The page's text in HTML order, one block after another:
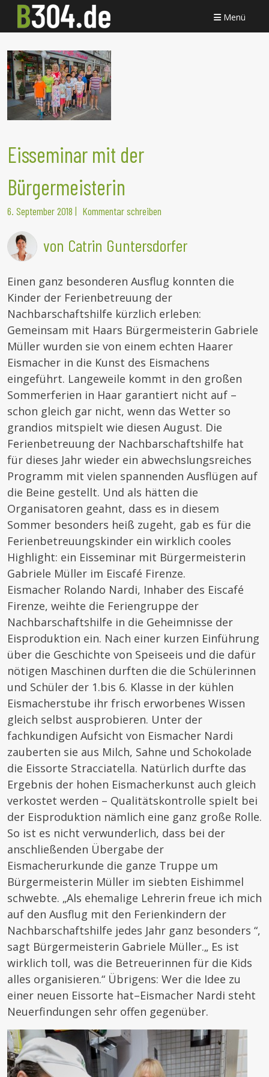
Menü
Eisseminar mit der
Bürgermeisterin
6. September 2018 | Kommentar schreiben
von Catrin Guntersdorfer
Einen ganz besonderen Ausflug konnten die
Kinder der Ferienbetreuung der
Nachbarschaftshilfe kürzlich erleben:
Gemeinsam mit Haars Bürgermeisterin Gabriele
Müller wurden sie von einem echten Haarer
Eismacher in die Kunst des Eismachens
eingeführt. Langeweile kommt in den großen
Sommerferien in Haar garantiert nicht auf –
schon gleich gar nicht, wenn das Wetter so
grandios mitspielt wie diesen August. Die
Ferienbetreuung der Nachbarschaftshilfe hat
für dieses Jahr wieder ein abwechslungsreiches
Programm mit vielen spannenden Ausflügen auf
die Beine gestellt. Und als hätten die
Organisatoren geahnt, dass es in diesem
Sommer besonders heiß zugeht, gab es für die
Ferienbetreuungskinder ein wirklich cooles
Highlight: ein Eisseminar mit Bürgermeisterin
Gabriele Müller im Eiscafé Firenze.
Eismacher Rolando Nardi, Inhaber des Eiscafé
Firenze, weihte die Feriengruppe der
Nachbarschaftshilfe in die Geheimnisse der
Eisproduktion ein. Nach einer kurzen Einführung
über die Geschichte von Speiseeis und die dafür
nötigen Maschinen durften die die Schülerinnen
und Schüler der 1.bis 6. Klasse in der kühlen
Eismacherstube ihr frisch erworbenes Wissen
gleich selbst ausprobieren. Unter der
fachkundigen Aufsicht von Eismacher Nardi
zauberten sie aus Milch, Sahne und Schokolade
die Eissorte Stracciatella. Natürlich durfte das
Ergebnis der hohen Eismacherkunst auch gleich
verkostet werden – Qualitätskontrolle spielt bei
der Eisproduktion nämlich eine ganz große Rolle.
So ist es nicht verwunderlich, dass bei der
anschließenden Übergabe der
Eismacherurkunde die ganze Truppe um
Bürgermeisterin Müller im siebten Eishimmel
schwebte. „Als ehemalige Lehrerin freue ich mich
auf den Ausflug mit den Ferienkindern der
Nachbarschaftshilfe jedes Jahr ganz besonders “,
sagt Bürgermeisterin Gabriele Müller.„ Es ist
wirklich toll, was die Betreuerinnen für die Kids
alles organisieren.“ Übrigens: Wer die Idee zu
einer neuen Eissorte hat–Eismacher Nardi steht
Neuerfindungen sehr offen gegenüber.